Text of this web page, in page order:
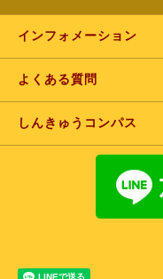
インフォメーション
よくある質問
しんきゅうコンパス